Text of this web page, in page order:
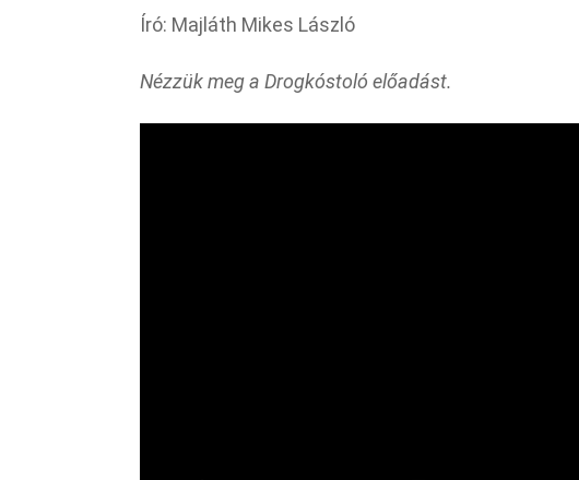
Író: Majláth Mikes László
Nézzük meg a Drogkóstoló előadást.